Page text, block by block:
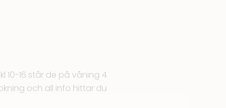
10-16 står de på våning 4
och all info hittar du